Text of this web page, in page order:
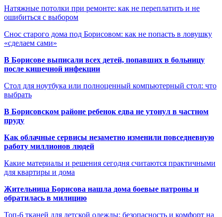
Натяжные потолки при ремонте: как не переплатить и не
ошибиться с выбором
Снос старого дома под Борисовом: как не попасть в ловушку
«сделаем сами»
В Борисове выписали всех детей, попавших в больницу
после кишечной инфекции
Стол для ноутбука или полноценный компьютерный стол: что
выбрать
В Борисовском районе ребенок едва не утонул в частном
пруду
Как облачные сервисы незаметно изменили повседневную
работу миллионов людей
Какие материалы и решения сегодня считаются практичными
для квартиры и дома
Жительница Борисова нашла дома боевые патроны и
обратилась в милицию
Топ-6 тканей для детской одежды: безопасность и комфорт на